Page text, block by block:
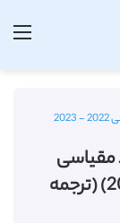
مقیاسی
جریان خون کرونری (اسپرینگر 2012) (ترجمه